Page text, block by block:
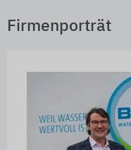
Firmenporträt